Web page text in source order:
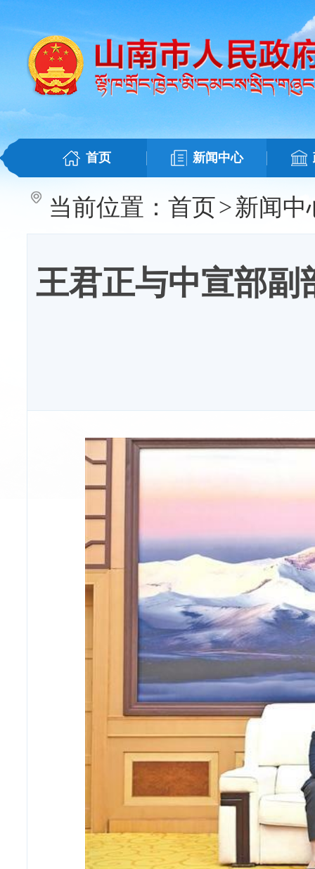
首页 新闻中心
当前位置： 首页>新闻中
王君正与中宣部副